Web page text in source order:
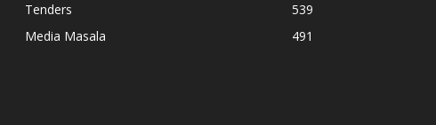
Tenders
539
Media Masala
491